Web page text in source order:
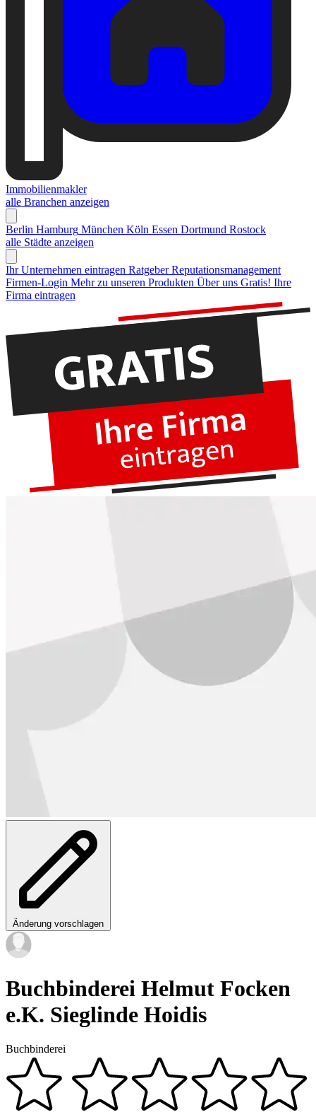
Immobilienmakler
alle Branchen anzeigen
Berlin Hamburg München Köln Essen Dortmund Rostock
alle Städte anzeigen
Ihr Unternehmen eintragen Ratgeber Reputationsmanagement
Firmen-Login Mehr zu unseren Produkten Über uns Gratis! Ihre
Firma eintragen
Änderung vorschlagen
Buchbinderei Helmut Focken
e.K. Sieglinde Hoidis
Buchbinderei